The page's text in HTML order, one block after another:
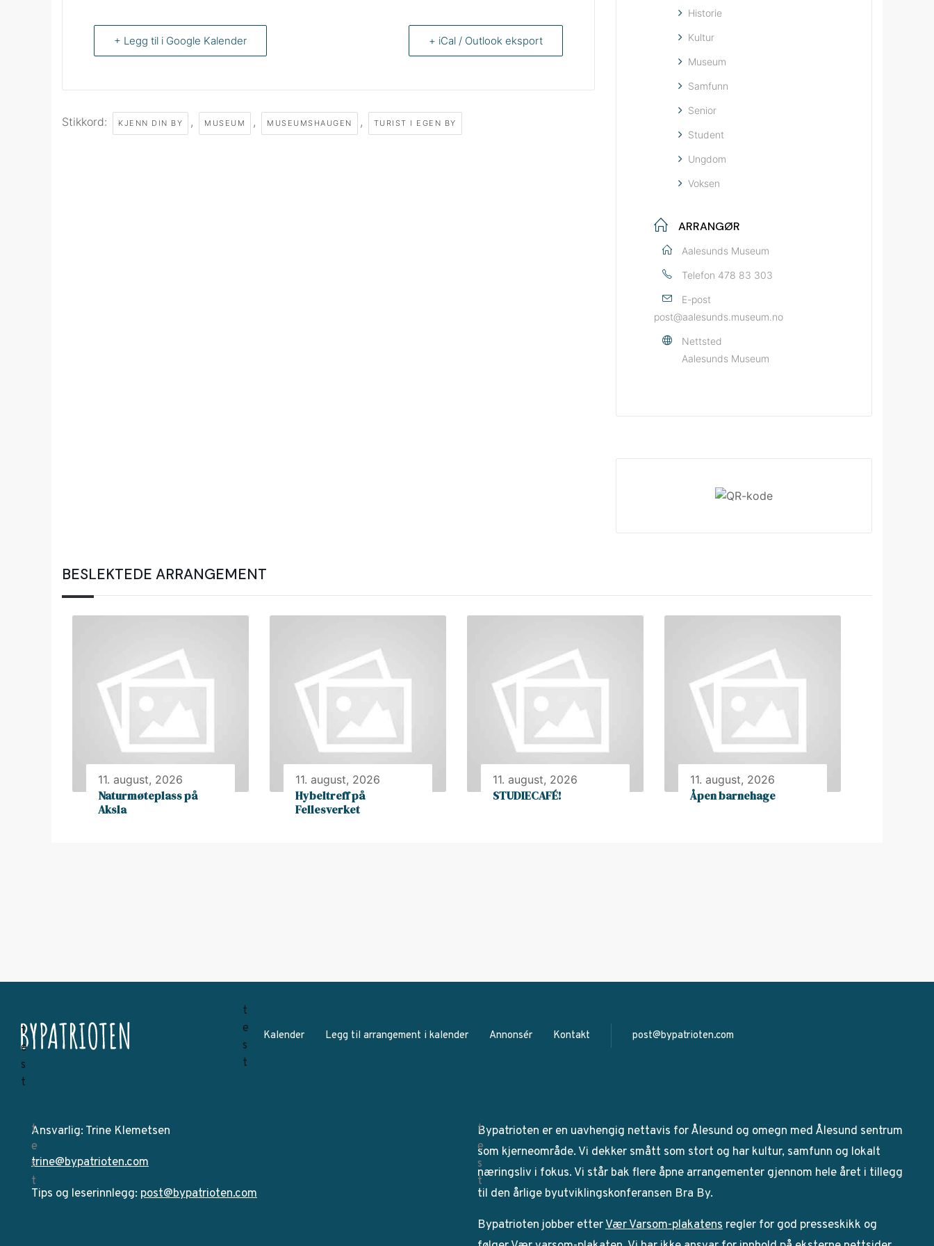
+ Legg til i Google Kalender + iCal / Outlook eksport
Stikkord: KJENN DIN BY , MUSEUM , MUSEUMSHAUGEN , TURIST I EGEN BY
Historie
Kultur
Museum
Samfunn
Senior
Student
Ungdom
Voksen
ARRANGØR
Aalesunds Museum
Telefon 478 83 303
E-post
post@aalesunds.museum.no
Nettsted
Aalesunds Museum
BESLEKTEDE ARRANGEMENT
11. august, 2026
Naturmøteplass på
Aksla
11. august, 2026
Hybeltreff på
Fellesverket
11. august, 2026
STUDIECAFÉ!
11. august, 2026
Åpen barnehage
Kalender Legg til arrangement i kalender Annonsér Kontakt post@bypatrioten.com
Ansvarlig: Trine Klemetsen
trine@bypatrioten.com
Tips og leserinnlegg: post@bypatrioten.com
Bypatrioten er en uavhengig nettavis for Ålesund og omegn med Ålesund sentrum
som kjerneområde. Vi dekker smått som stort og har kultur, samfunn og lokalt
næringsliv i fokus. Vi står bak flere åpne arrangementer gjennom hele året i tillegg
til den årlige byutviklingskonferansen Bra By.
Bypatrioten jobber etterVær Varsom-plakatens regler for god presseskikk og